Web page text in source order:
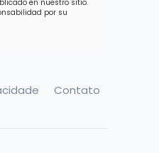
en nuestro sitio.
por su
Contato